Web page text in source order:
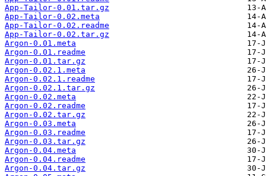
App-Tailor-0.01.tar.gz
App-Tailor-0.02.meta
App-Tailor-0.02.readme
App-Tailor-0.02.tar.gz
Argon-0.01.meta
Argon-0.01.readme
Argon-0.01.tar.gz
Argon-0.02.1.meta
Argon-0.02.1.readme
Argon-0.02.1.tar.gz
Argon-0.02.meta
Argon-0.02.readme
Argon-0.02.tar.gz
Argon-0.03.meta
Argon-0.03.readme
Argon-0.03.tar.gz
Argon-0.04.meta
Argon-0.04.readme
Argon-0.04.tar.gz